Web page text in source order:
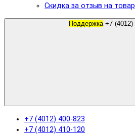
Скидка за отзыв на товар
Поддержка
+7 (4012) 400-823
+7 (4012) 410-120